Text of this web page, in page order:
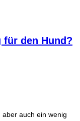
den Hund?
auch ein wenig